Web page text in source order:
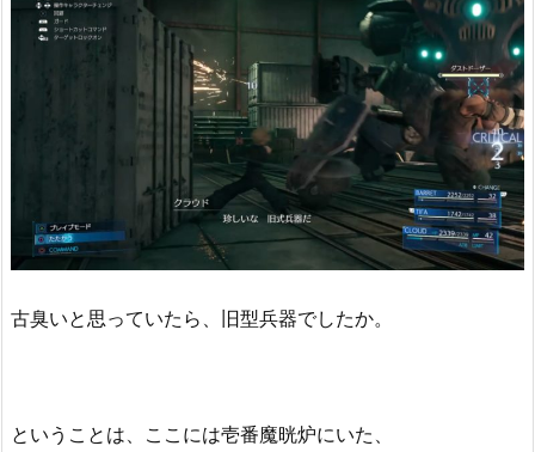
古臭いと思っていたら、旧型兵器でしたか。
ということは、ここには壱番魔晄炉にいた、